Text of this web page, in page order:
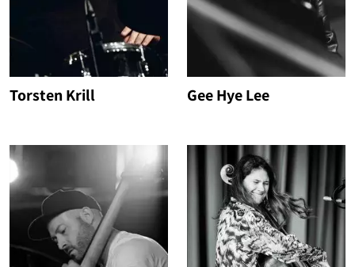
Torsten Krill Gee Hye Lee